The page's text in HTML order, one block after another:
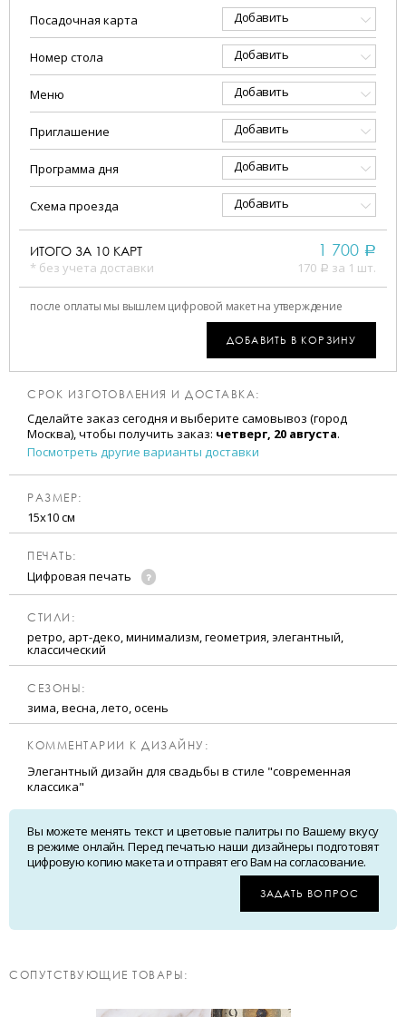
Посадочная карта Добавить
Номер стола Добавить
Меню Добавить
Приглашение Добавить
Программа дня Добавить
Схема проезда Добавить
ИТОГО ЗА 10 КАРТ
* без учета доставки
1 700 a
170 a за 1 шт.
после оплаты мы вышлем цифровой макет на утверждение
ДОБАВИТЬ В КОРЗИНУ
СРОК ИЗГОТОВЛЕНИЯ И ДОСТАВКА:
Сделайте заказ сегодня и выберите самовывоз (город
Москва), чтобы получить заказ: четверг, 20 августа.
Посмотреть другие варианты доставки
РАЗМЕР:
15х10 см
ПЕЧАТЬ:
Цифровая печать
CТИЛИ:
ретро, арт-деко, минимализм, геометрия, элегантный,
классический
CЕЗОНЫ:
зима, весна, лето, осень
КОММЕНТАРИИ К ДИЗАЙНУ:
Элегантный дизайн для свадьбы в стиле "современная
классика"
Вы можете менять текст и цветовые палитры по Вашему вкусу
в режиме онлайн. Перед печатью наши дизайнеры подготовят
цифровую копию макета и отправят его Вам на согласование.
ЗАДАТЬ ВОПРОС
CОПУТСТВУЮЩИЕ ТОВАРЫ: